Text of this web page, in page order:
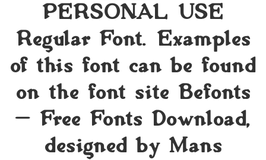
PERSONAL USE
Regular Font. Examples
of this font can be found
on the font site Befonts
– Free Fonts Download,
designed by Mans